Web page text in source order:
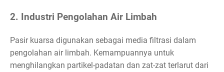
2. Industri Pengolahan Air Limbah
Pasir kuarsa digunakan sebagai media filtrasi dalam
pengolahan air limbah. Kemampuannya untuk
menghilangkan partikel-padatan dan zat-zat terlarut dari